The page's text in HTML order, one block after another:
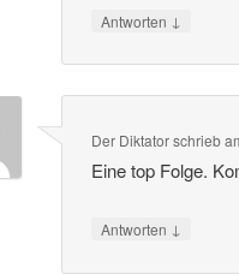
Antworten ↓
Der Diktatorschrieb
Eine top Folge.
Antworten ↓